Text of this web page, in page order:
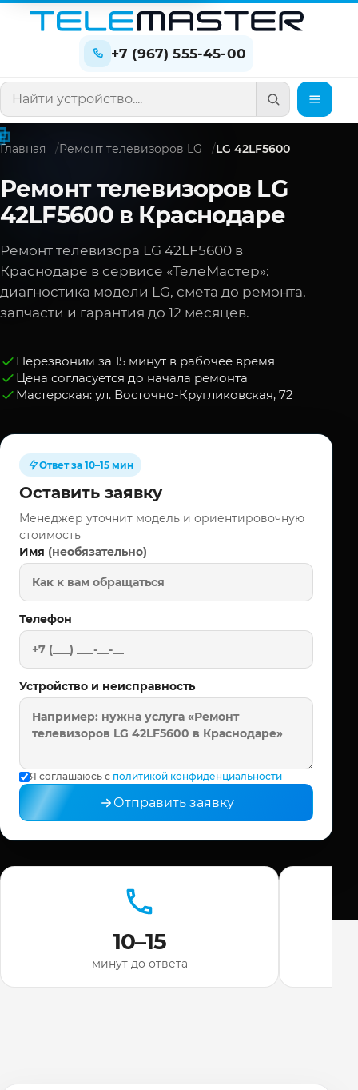
+7 (967) 555-45-00
Поиск по сайту
Главная Ремонт телевизоров LG LG 42LF5600
Ремонт телевизоров LG
42LF5600 в Краснодаре
Ремонт телевизора LG 42LF5600 в
Краснодаре в сервисе «ТелеМастер»:
диагностика модели LG, смета до ремонта,
запчасти и гарантия до 12 месяцев.
Перезвоним за 15 минут в рабочее время
Цена согласуется до начала ремонта
Мастерская: ул. Восточно-Кругликовская, 72
Ответ за 10–15 мин
Оставить заявку
Менеджер уточнит модель и ориентировочную
стоимость
Имя (необязательно)
Телефон
Устройство и неисправность
Я соглашаюсь с политикой конфиденциальности
Отправить заявку
10–15
минут до ответа